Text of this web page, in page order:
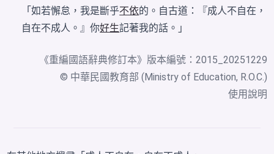
「如若懈怠，我是斷乎不依的。自古道：『成人不自在，
自在不成人。』你好生記著我的話。」
《重編國語辭典修訂本》版本編號：2015_20251229
© 中華民國教育部 (Ministry of Education, R.O.C.)
使用說明